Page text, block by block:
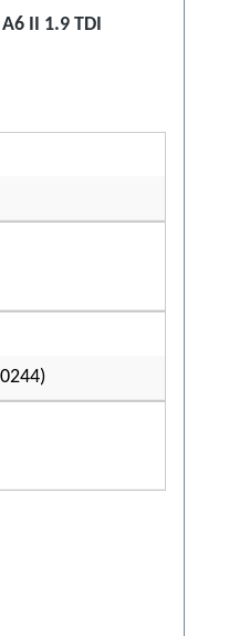
II 1.9 TDI